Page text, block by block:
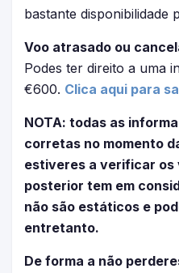
bastante disponibilidade
Voo atrasado ou
Podes ter direito a uma
€600. Clica aqui para
NOTA: todas as
corretas no momento
estiveres a verificar os
posterior tem em
não são estáticos e
entretanto.
De forma a não